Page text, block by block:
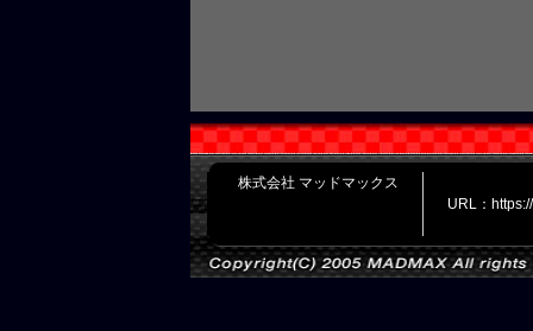
株式会社 マッドマックス
URL：